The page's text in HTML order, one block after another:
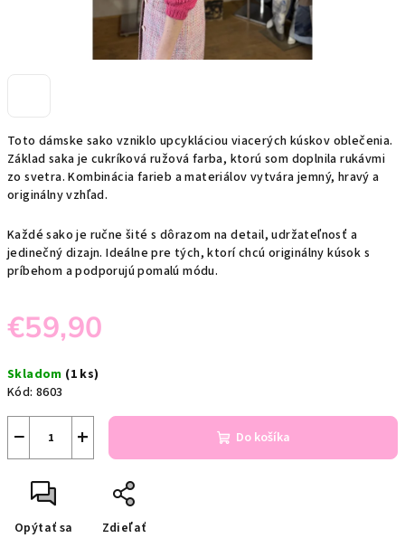
Toto dámske sako vzniklo upcykláciou viacerých kúskov oblečenia.
Základ saka je cukríková ružová farba, ktorú som doplnila rukávmi
zo svetra. Kombinácia farieb a materiálov vytvára jemný, hravý a
originálny vzhľad.
Každé sako je ručne šité s dôrazom na detail, udržateľnosť a
jedinečný dizajn. Ideálne pre tých, ktorí chcú originálny kúsok s
príbehom a podporujú pomalú módu.
€59,90
cena:
Skladom (1 ks)
Kód: 8603
+
− Do košíka
Opýtať sa Zdieľať